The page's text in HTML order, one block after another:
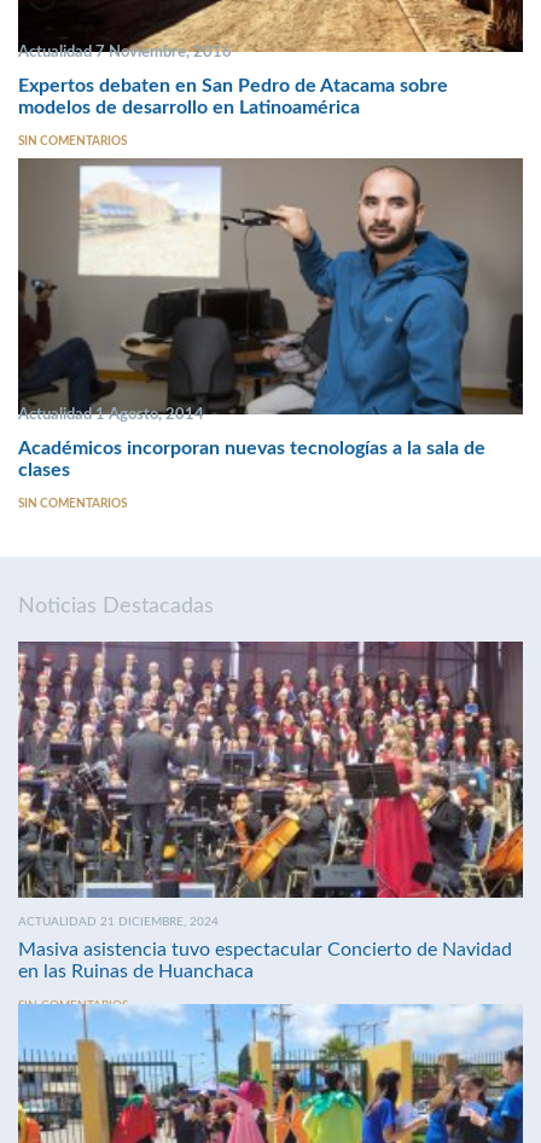
Actualidad 7 Noviembre, 2016
Expertos debaten en San Pedro de Atacama sobre
modelos de desarrollo en Latinoamérica
SIN COMENTARIOS
Actualidad 1 Agosto, 2014
Académicos incorporan nuevas tecnologías a la sala de
clases
SIN COMENTARIOS
Noticias Destacadas
ACTUALIDAD 21 DICIEMBRE, 2024
Masiva asistencia tuvo espectacular Concierto de Navidad
en las Ruinas de Huanchaca
SIN COMENTARIOS